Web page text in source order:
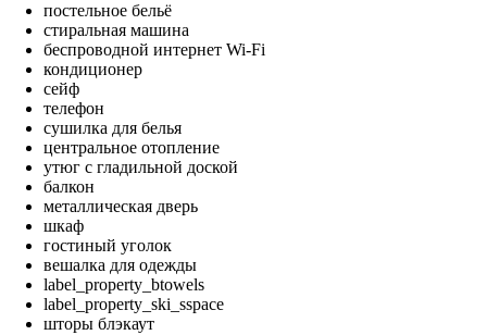
постельное бельё
стиральная машина
беспроводной интернет Wi-Fi
кондиционер
сейф
телефон
сушилка для белья
центральное отопление
утюг с гладильной доской
балкон
металлическая дверь
шкаф
гостиный уголок
вешалка для одежды
label_property_btowels
label_property_ski_sspace
шторы блэкаут